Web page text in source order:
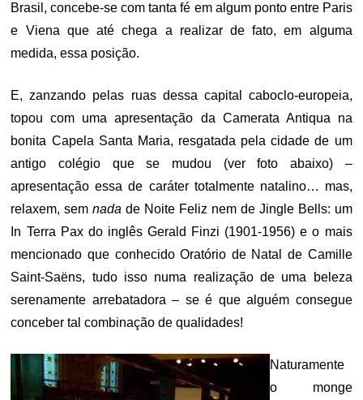
Brasil, concebe-se com tanta fé em algum ponto entre Paris
e Viena que até chega a realizar de fato, em alguma
medida, essa posição.
E, zanzando pelas ruas dessa capital caboclo-europeia,
topou com uma apresentação da Camerata Antiqua na
bonita Capela Santa Maria, resgatada pela cidade de um
antigo colégio que se mudou (ver foto abaixo) –
apresentação essa de caráter totalmente natalino… mas,
relaxem, semnadade Noite Feliz nem de Jingle Bells: um
In Terra Pax do inglês Gerald Finzi (1901-1956) e o mais
mencionado que conhecido Oratório de Natal de Camille
Saint-Saëns, tudo isso numa realização de uma beleza
serenamente arrebatadora – se é que alguém consegue
conceber tal combinação de qualidades!
Naturamente
o monge